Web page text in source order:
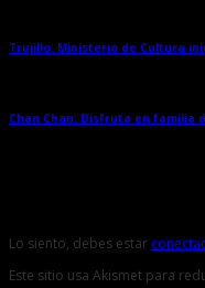
Trujillo: Ministerio de Cultura
Chan Chan: Disfruta en familia
Lo siento, debes estar
Este sitio usa Akismet para